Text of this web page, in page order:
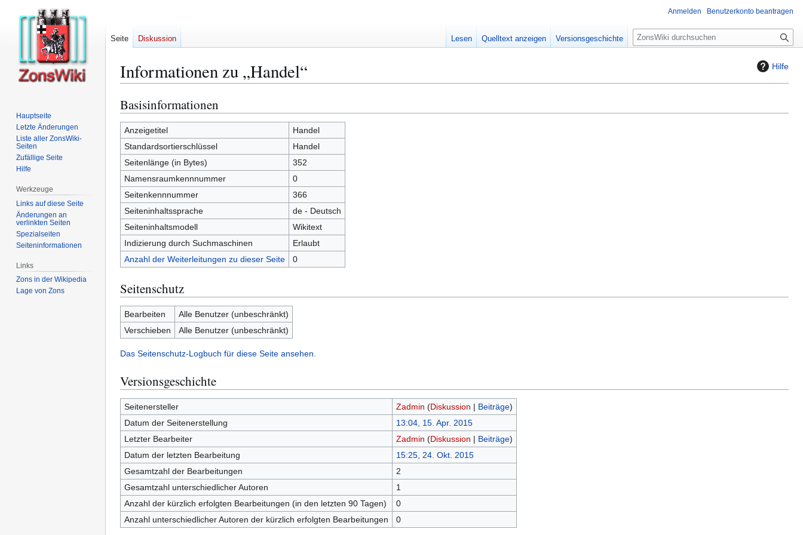
Hilfe
Informationen zu „Handel“
Zur
Navigation
springen
Zur
Suche
springen
Basisinformationen
Anzeigetitel
Handel
Standardsortierschlüssel
Handel
Seitenlänge (in Bytes)
352
Namensraumkennnummer
0
Seitenkennnummer
366
Seiteninhaltssprache
de - Deutsch
Seiteninhaltsmodell
Wikitext
Indizierung durch Suchmaschinen
Erlaubt
Anzahl der Weiterleitungen zu dieser Seite
0
Seitenschutz
Bearbeiten
Alle Benutzer (unbeschränkt)
Verschieben
Alle Benutzer (unbeschränkt)
Das Seitenschutz-Logbuch für diese Seite ansehen.
Versionsgeschichte
Seitenersteller Zadmin (Diskussion | Beiträge)
Datum der Seitenerstellung
13:04, 15. Apr. 2015
Letzter Bearbeiter
Zadmin (Diskussion | Beiträge)
Datum der letzten Bearbeitung
15:25, 24. Okt. 2015
Gesamtzahl der Bearbeitungen
2
Gesamtzahl unterschiedlicher Autoren
1
Anzahl der kürzlich erfolgten Bearbeitungen (in den letzten 90 Tagen)
0
Anzahl unterschiedlicher Autoren der kürzlich erfolgten Bearbeitungen
0
Anmelden Benutzerkonto beantragen
Seite Diskussion Lesen Quelltext anzeigen Versionsgeschichte
S
u
e
Hauptseite
Letzte Änderungen
Liste aller ZonsWiki-
Seiten
Zufällige Seite
Hilfe
Werkzeuge
Links auf diese Seite
Änderungen an
verlinkten Seiten
Spezialseiten
Seiten­­informationen
Links
Zons in der Wikipedia
Lage von Zons